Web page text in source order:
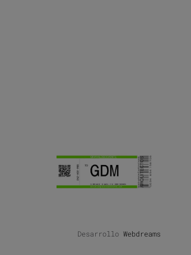
Desarrollo Webdreams